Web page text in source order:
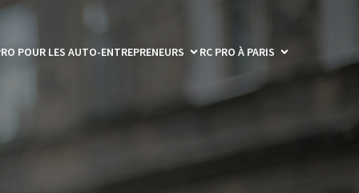
POUR LES AUTO-ENTREPRENEURS RC PRO À PARIS